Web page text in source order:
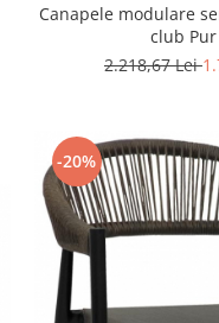
Canapele modulare
club Pur
2.218,67 Lei
-20%